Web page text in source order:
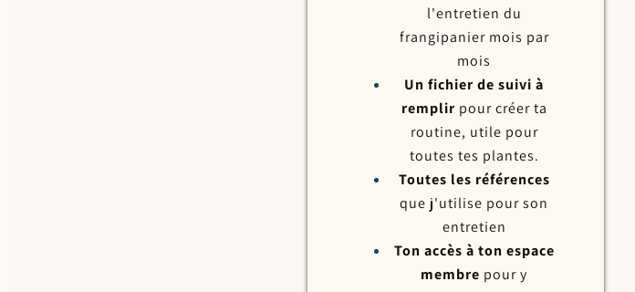
l'entretien du
frangipanier mois par
mois
Un fichier de suivi à
remplirpour créer ta
routine, utile pour
toutes tes plantes.
Toutes les références
que j'utilise pour son
entretien
Ton accès à ton espace
membre pour y